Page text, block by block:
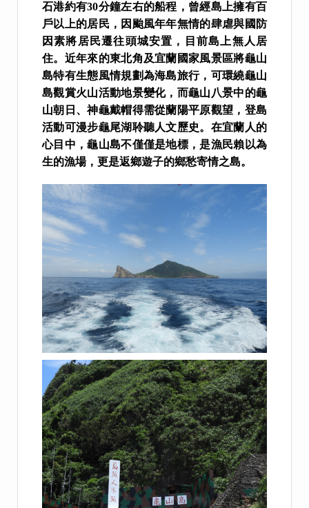
石港約有30分鐘左右的船程，曾經島上擁有百
戶以上的居民，因颱風年年無情的肆虐與國防
因素將居民遷往頭城安置，目前島上無人居
住。近年來的東北角及宜蘭國家風景區將龜山
島特有生態風情規劃為海島旅行，可環繞龜山
島觀賞火山活動地景變化，而龜山八景中的龜
山朝日、神龜戴帽得需從蘭陽平原觀望，登島
活動可漫步龜尾湖聆聽人文歷史。在宜蘭人的
心目中，龜山島不僅僅是地標，是漁民賴以為
生的漁場，更是返鄉遊子的鄉愁寄情之島。